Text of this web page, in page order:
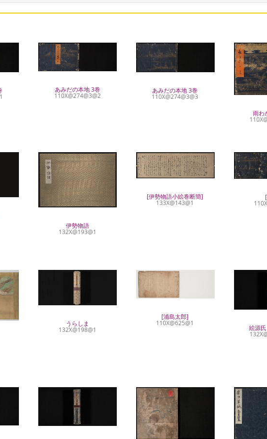
あみだの本地 3巻
110X@274@3@2
あみだの本地 3巻
110X@274@3@3
雨わ
伊勢物語
132X@193@1
[伊勢物語小絵巻断簡]
133X@143@1
うらしま
132X@198@1
[浦島太郎]
110X@625@1
絵源